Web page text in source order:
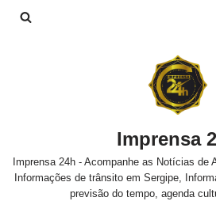
Imprensa
Imprensa 24h - Acompanhe as Notícias de
Informações de trânsito em Sergipe,
previsão do tempo, agenda